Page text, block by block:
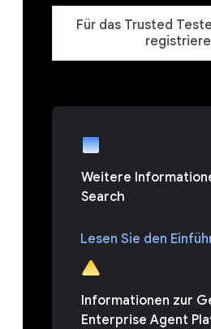
Für das Trusted
Weitere
Search
Lesen Sie den
Informationen zur
Enterprise Agent